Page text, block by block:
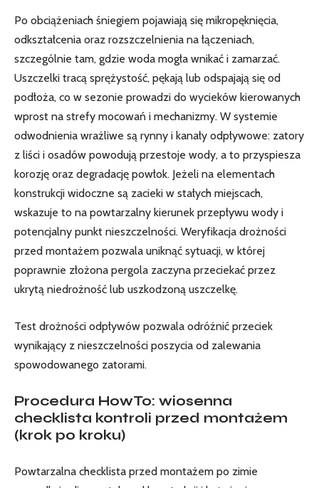
Po obciążeniach śniegiem pojawiają się mikropęknięcia,
odkształcenia oraz rozszczelnienia na łączeniach,
szczególnie tam, gdzie woda mogła wnikać i zamarzać.
Uszczelki tracą sprężystość, pękają lub odspajają się od
podłoża, co w sezonie prowadzi do wycieków kierowanych
wprost na strefy mocowań i mechanizmy. W systemie
odwodnienia wrażliwe są rynny i kanały odpływowe: zatory
z liści i osadów powodują przestoje wody, a to przyspiesza
korozję oraz degradację powłok. Jeżeli na elementach
konstrukcji widoczne są zacieki w stałych miejscach,
wskazuje to na powtarzalny kierunek przepływu wody i
potencjalny punkt nieszczelności. Weryfikacja drożności
przed montażem pozwala uniknąć sytuacji, w której
poprawnie złożona pergola zaczyna przeciekać przez
ukrytą niedrożność lub uszkodzoną uszczelkę.
Test drożności odpływów pozwala odróżnić przeciek
wynikający z nieszczelności poszycia od zalewania
spowodowanego zatorami.
Procedura HowTo: wiosenna
checklista kontroli przed montażem
(krok po kroku)
Powtarzalna checklista przed montażem po zimie